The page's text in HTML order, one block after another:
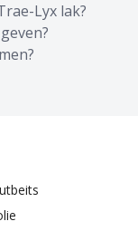
Lyx lak?